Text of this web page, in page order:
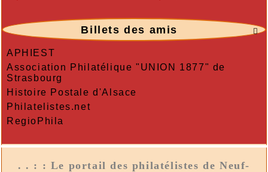

Billets des amis
APHIEST
Association Philatélique "UNION 1877" de
Strasbourg
Histoire Postale d'Alsace
Philatelistes.net
RegioPhila
. . : : Le portail des philatélistes de Neuf-